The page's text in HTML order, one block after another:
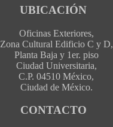
UBICACIÓN
Oficinas Exteriores,
Zona Cultural Edificio C y D,
Planta Baja y 1er. piso
Ciudad Universitaria,
C.P. 04510 México,
Ciudad de México.
CONTACTO